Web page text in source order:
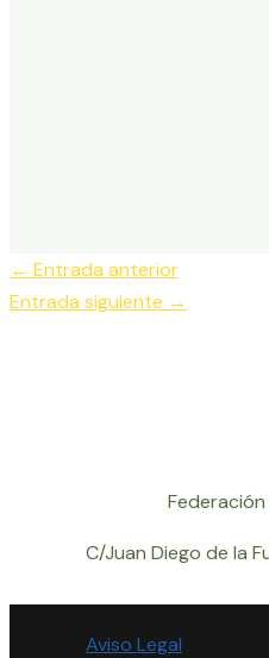
← Entrada anterior
Entrada siguiente →
C/Juan Diego de la
Aviso Legal